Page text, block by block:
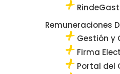
Remuneraciones
Gestión y
Firma
Portal del